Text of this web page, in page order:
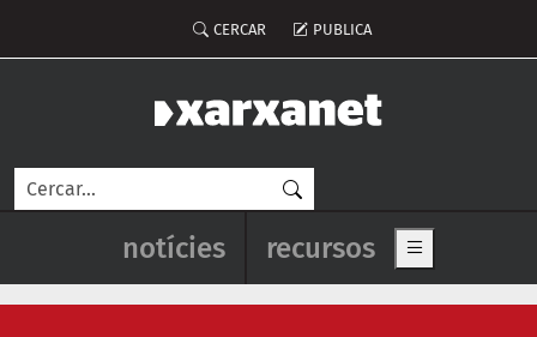
Menú del compte d'usuari
CERCAR PUBLICA
Cerca
Navegació principal de
notícies recursos Show main